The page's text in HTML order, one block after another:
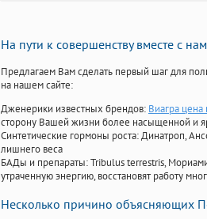
На пути к совершенству вместе с
Предлагаем Вам сделать первый шаг для
на нашем сайте:
Дженерики известных брендов: Виагра цена
сторону Вашей жизни более насыщенной и
Синтетические гормоны роста: Динатроп,
лишнего веса
БАДы и препараты:Tribulus terrestris,
утраченную энергию, восстановят работу
Несколько причино объясняющих